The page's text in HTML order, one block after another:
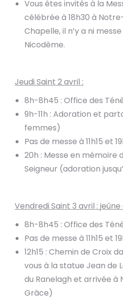
Vous êtes invités à la
célébrée à 18h30 à
Chapelle, il n’y a ni
Nicodème.
Jeudi Saint 2 avril :
8h-8h45 : Office des
9h-11h : Adoration et
femmes)
Pas de messe à 11h15 et
20h : Messe en mémoire
Seigneur (adoration
Vendredi Saint 3 avril :
8h-8h45 : Office des
Pas de messe à 11h15 et
12h15 : Chemin de Croix
vous à la statue Jean de
du Ranelagh et arrivée à
Grâce)